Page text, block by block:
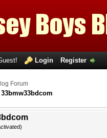
Login Register
Forum